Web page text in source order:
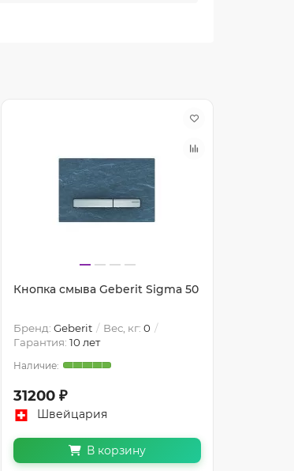
Кнопка смыва Geberit Sigma 50
Бренд: Geberit Вес, кг: 0
Гарантия: 10 лет
31200 ₽
Швейцария
В корзину